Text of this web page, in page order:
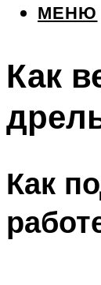
МЕНЮ
Как
Как